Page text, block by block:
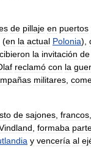
de pillaje en puertos
(en la actual Polonia),
la invitación de
reclamó con la
militares,
de sajones, francos,
, formaba
y vencería al